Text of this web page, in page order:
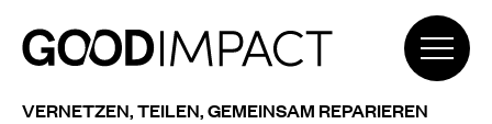
VERNETZEN, TEILEN, GEMEINSAM REPARIEREN